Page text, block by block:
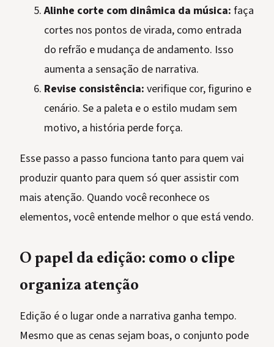
Alinhe corte com dinâmica da música: faça
cortes nos pontos de virada, como entrada
do refrão e mudança de andamento. Isso
aumenta a sensação de narrativa.
Revise consistência: verifique cor, figurino e
cenário. Se a paleta e o estilo mudam sem
motivo, a história perde força.
Esse passo a passo funciona tanto para quem vai
produzir quanto para quem só quer assistir com
mais atenção. Quando você reconhece os
elementos, você entende melhor o que está vendo.
O papel da edição: como o clipe
organiza atenção
Edição é o lugar onde a narrativa ganha tempo.
Mesmo que as cenas sejam boas, o conjunto pode